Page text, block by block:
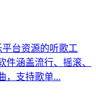
台资源的听歌工
涵盖流行、摇滚、
，支持歌单...